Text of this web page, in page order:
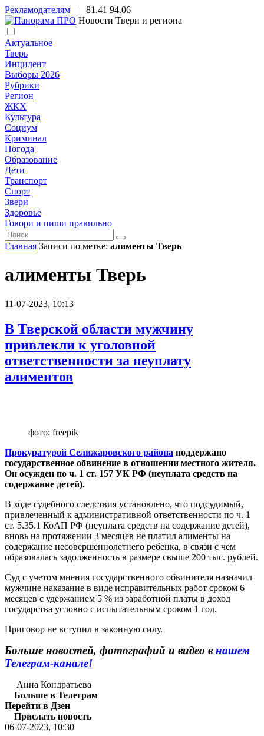
Рекламодателям | 81.41 94.06
Новости Твери и региона
Актуальное
Тверь
Инцидент
Выборы 2026
Рубрики
Регион
ЖКХ
Культура
Социум
Криминал
Погода
Образование
Дети
Транспорт
Спорт
Звери
Здоровье
Говори и пиши правильно
Главная Записи по метке: алименты Тверь
алименты Тверь
11-07-2023, 10:13
В Тверской области мужчину
привлекли к уголовной
ответственности за неуплату
алиментов
фото: freepik
Прокуратурой Селижаровского района поддержано
государственное обвинение в отношении местного жителя.
Он осужден по ч. 1 ст. 157 УК РФ (неуплата средств на
содержание детей).
В ходе судебного следствия установлено, что подсудимый,
привлеченный к административной ответственности по ч. 1
ст. 5.35.1 КоАП РФ (неуплата средств на содержание детей),
вновь на протяжении 3 месяцев не платил алименты на
содержание несовершеннолетнего ребенка, в связи с чем
образовалась задолженность в размере свыше 200 тыс. рублей.
Суд с учетом мнения государственного обвинителя назначил
мужчине наказание в виде исправительных работ сроком 6
месяцев с удержанием 5 % из заработной платы в доход
государства условно с испытательным сроком 1 год.
Приговор не вступил в законную силу.
Больше новостей, фотографий и видео в нашем
Телеграм-канале!
Анна Кондратьева
Больше в Телеграм
Перейти в Дзен
Прислать новость
06-07-2023, 10:30